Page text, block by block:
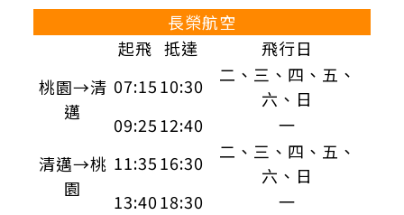
長榮航空
起飛 抵達
飛行日
桃園→清
邁
07:1510:30
二、三、四、五、
六、日
09:2512:40
一
清邁→桃
園
11:3516:30
二、三、四、五、
六、日
13:4018:30
一